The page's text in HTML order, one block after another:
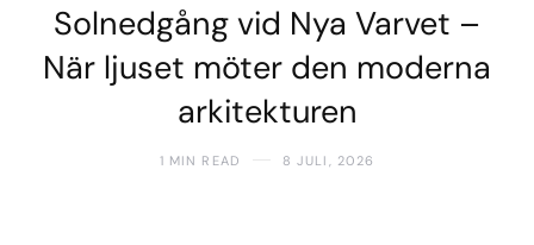
Solnedgång vid Nya Varvet –
När ljuset möter den moderna
arkitekturen
1 MIN READ 8 JULI, 2026